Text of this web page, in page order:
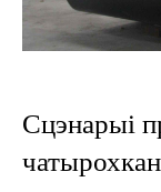
Сцэнарыі